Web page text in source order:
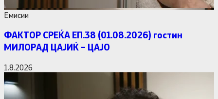
Емисии
ФАКТОР СРЕЌА ЕП.38 (01.08.2026) гостин
МИЛОРАД ЦАЈИЌ – ЦАЈО
1.8.2026